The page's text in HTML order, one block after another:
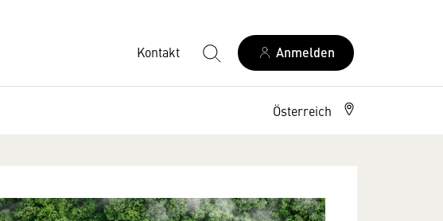
Kontakt Anmelden
Österreich